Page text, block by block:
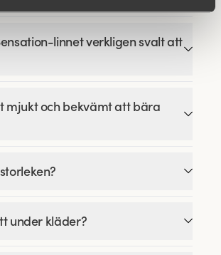
linnet verkligen svalt att
mjukt och bekvämt att bära
under kläder?